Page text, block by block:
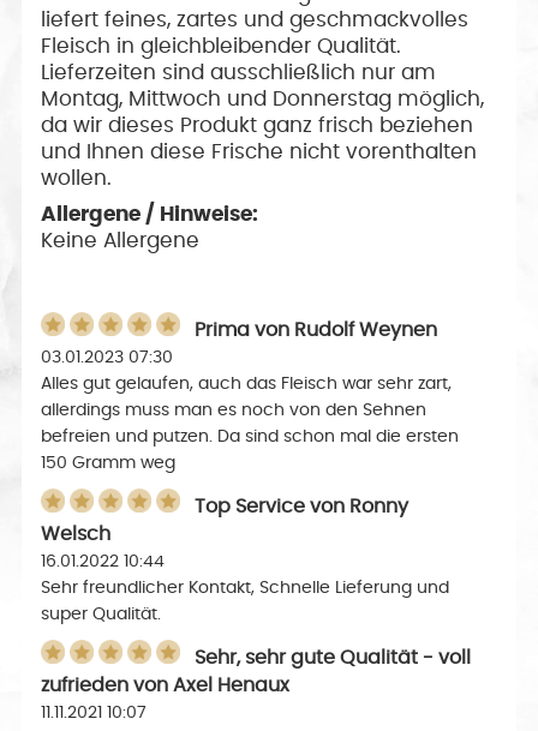
liefert feines, zartes und geschmackvolles
Fleisch in gleichbleibender Qualität.
Lieferzeiten sind ausschließlich nur am
Montag, Mittwoch und Donnerstag möglich,
da wir dieses Produkt ganz frisch beziehen
und Ihnen diese Frische nicht vorenthalten
wollen.
Allergene / Hinweise:
Keine Allergene
Prima von Rudolf Weynen
03.01.2023 07:30
Alles gut gelaufen, auch das Fleisch war sehr zart,
allerdings muss man es noch von den Sehnen
befreien und putzen. Da sind schon mal die ersten
150 Gramm weg
Top Service von Ronny
Welsch
16.01.2022 10:44
Sehr freundlicher Kontakt, Schnelle Lieferung und
super Qualität.
Sehr, sehr gute Qualität - voll
zufrieden vonAxel Henaux
11.11.2021 10:07